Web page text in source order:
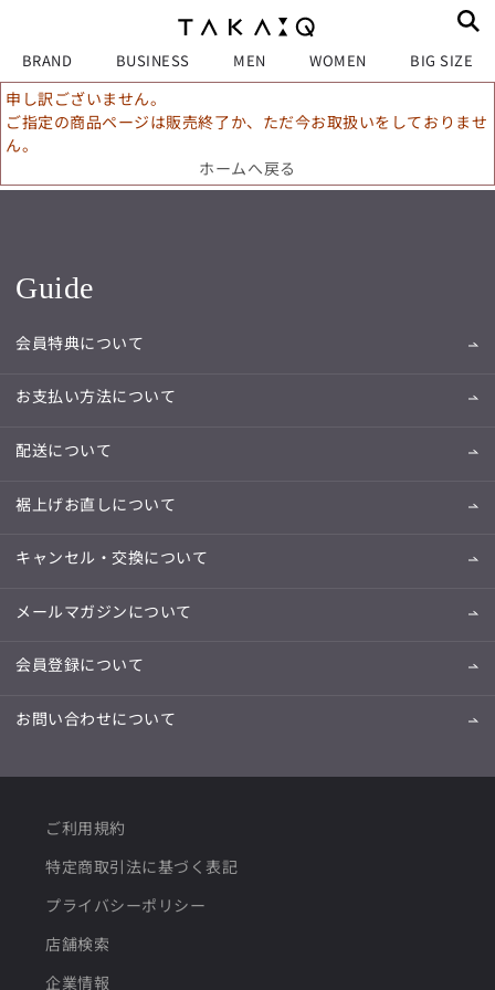
BRAND BUSINESS MEN WOMEN BIG SIZE
申し訳ございません。
ご指定の商品ページは販売終了か、ただ今お取扱いをしておりませ
ん。
ホームへ戻る
Guide
会員特典について
お支払い方法について
配送について
裾上げお直しについて
キャンセル・交換について
メールマガジンについて
会員登録について
お問い合わせについて
ご利用規約
特定商取引法に基づく表記
プライバシーポリシー
店舗検索
企業情報